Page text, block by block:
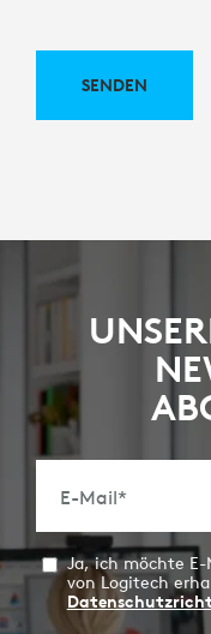
SENDEN
E-Mail*
Ja, ich möchte
von Logitech